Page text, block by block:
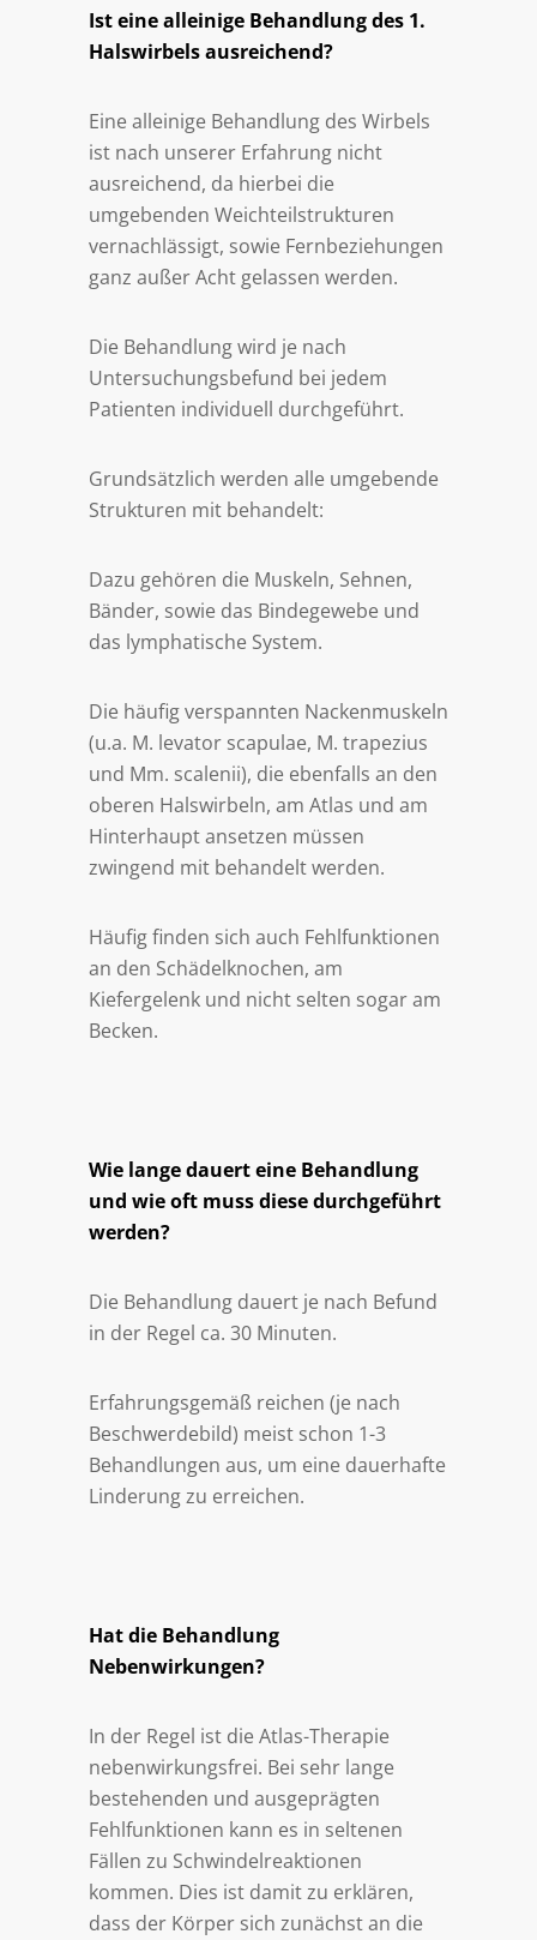
Ist eine alleinige Behandlung des 1.
Halswirbels ausreichend?
Eine alleinige Behandlung des Wirbels
ist nach unserer Erfahrung nicht
ausreichend, da hierbei die
umgebenden Weichteilstrukturen
vernachlässigt, sowie Fernbeziehungen
ganz außer Acht gelassen werden.
Die Behandlung wird je nach
Untersuchungsbefund bei jedem
Patienten individuell durchgeführt.
Grundsätzlich werden alle umgebende
Strukturen mit behandelt:
Dazu gehören die Muskeln, Sehnen,
Bänder, sowie das Bindegewebe und
das lymphatische System.
Die häufig verspannten Nackenmuskeln
(u.a. M. levator scapulae, M. trapezius
und Mm. scalenii), die ebenfalls an den
oberen Halswirbeln, am Atlas und am
Hinterhaupt ansetzen müssen
zwingend mit behandelt werden.
Häufig finden sich auch Fehlfunktionen
an den Schädelknochen, am
Kiefergelenk und nicht selten sogar am
Becken.
Wie lange dauert eine Behandlung
und wie oft muss diese durchgeführt
werden?
Die Behandlung dauert je nach Befund
in der Regel ca. 30 Minuten.
Erfahrungsgemäß reichen (je nach
Beschwerdebild) meist schon 1-3
Behandlungen aus, um eine dauerhafte
Linderung zu erreichen.
Hat die Behandlung
Nebenwirkungen?
In der Regel ist die Atlas-Therapie
nebenwirkungsfrei. Bei sehr lange
bestehenden und ausgeprägten
Fehlfunktionen kann es in seltenen
Fällen zu Schwindelreaktionen
kommen. Dies ist damit zu erklären,
dass der Körper sich zunächst an die